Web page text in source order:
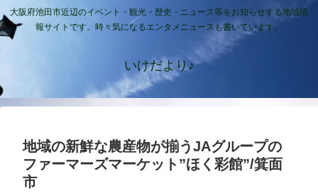
大阪府池田市近辺のイベント・観光・歴史・ニュース等をお知らせする地域情
報サイトです。時々気になるエンタメニュースも書いています。
いけだより♪
地域の新鮮な農産物が揃うJAグループの
ファーマーズマーケット”ほく彩館”/箕面
市